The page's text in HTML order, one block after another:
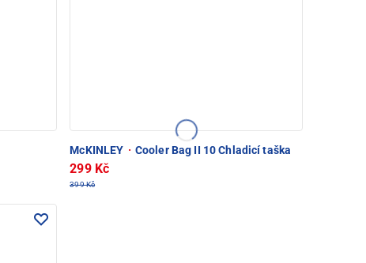
McKINLEY · Cooler Bag II 10 Chladicí taška
299 Kč
399 Kč